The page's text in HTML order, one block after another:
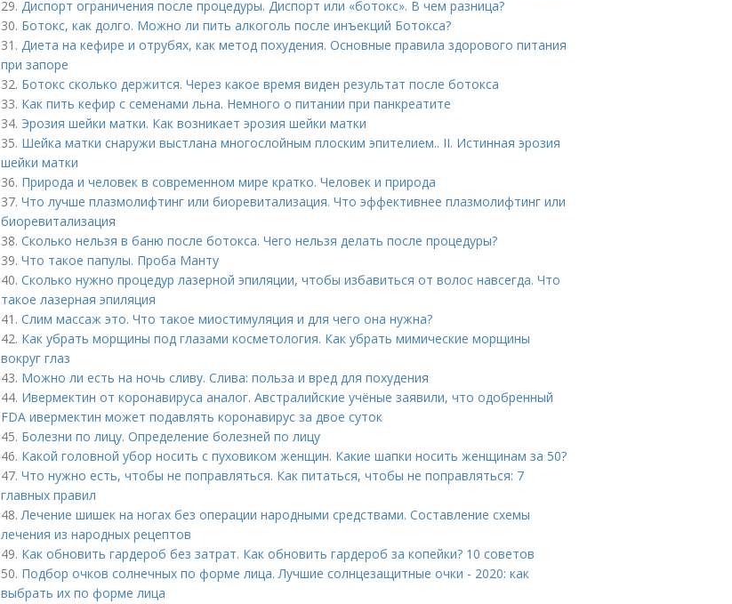
29. Диспорт ограничения после процедуры. Диспорт или «ботокс». В чем разница?
30. Ботокс, как долго. Можно ли пить алкоголь после инъекций Ботокса?
31. Диета на кефире и отрубях, как метод похудения. Основные правила здорового питания
при запоре
32. Ботокс сколько держится. Через какое время виден результат после ботокса
33. Как пить кефир с семенами льна. Немного о питании при панкреатите
34. Эрозия шейки матки. Как возникает эрозия шейки матки
35. Шейка матки снаружи выстлана многослойным плоским эпителием.. II. Истинная эрозия
шейки матки
36. Природа и человек в современном мире кратко. Человек и природа
37. Что лучше плазмолифтинг или биоревитализация. Что эффективнее плазмолифтинг или
биоревитализация
38. Сколько нельзя в баню после ботокса. Чего нельзя делать после процедуры?
39. Что такое папулы. Проба Манту
40. Сколько нужно процедур лазерной эпиляции, чтобы избавиться от волос навсегда. Что
такое лазерная эпиляция
41. Слим массаж это. Что такое миостимуляция и для чего она нужна?
42. Как убрать морщины под глазами косметология. Как убрать мимические морщины
вокруг глаз
43. Можно ли есть на ночь сливу. Слива: польза и вред для похудения
44. Ивермектин от коронавируса аналог. Австралийские учёные заявили, что одобренный
FDA ивермектин может подавлять коронавирус за двое суток
45. Болезни по лицу. Определение болезней по лицу
46. Какой головной убор носить с пуховиком женщин. Какие шапки носить женщинам за 50?
47. Что нужно есть, чтобы не поправляться. Как питаться, чтобы не поправляться: 7
главных правил
48.Лечение шишек на ногах без операции народными средствами. Составление схемы
лечения из народных рецептов
49. Как обновить гардероб без затрат. Как обновить гардероб за копейки? 10 советов
50. Подбор очков солнечных по форме лица. Лучшие солнцезащитные очки - 2020: как
выбрать их по форме лица